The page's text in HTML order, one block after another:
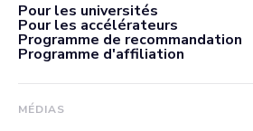
Pour les universités
Pour les accélérateurs
Programme de recommandation
Programme d'affiliation
MÉDIAS